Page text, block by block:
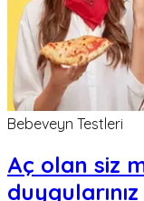
Bebeveyn Testleri
Aç olan siz
duygularınız